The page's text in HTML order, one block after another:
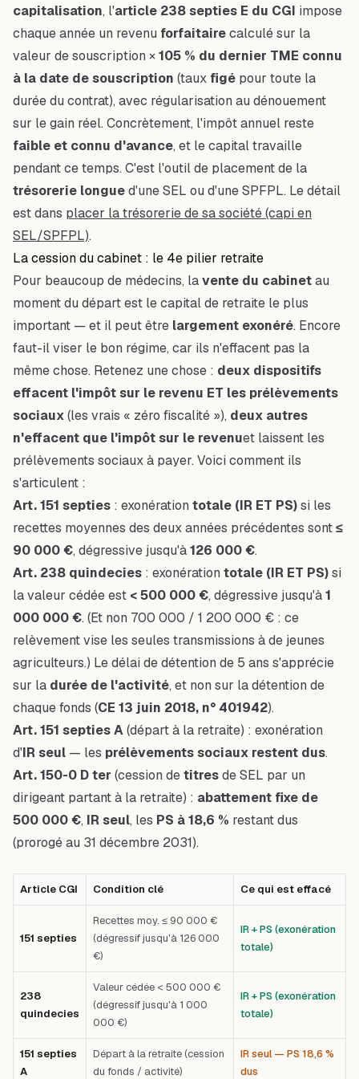
capitalisation, l'article 238 septies E du CGI impose
chaque année un revenu forfaitairecalculé sur la
valeur de souscription ×105 % du dernier TME connu
à la date de souscription (taux figé pour toute la
durée du contrat), avec régularisation au dénouement
sur le gain réel. Concrètement, l'impôt annuel reste
faible et connu d'avance, et le capital travaille
pendant ce temps. C'est l'outil de placement de la
trésorerie longued'une SEL ou d'une SPFPL. Le détail
est dans placer la trésorerie de sa société (capi en
SEL/SPFPL).
La cession du cabinet : le 4e pilier retraite
Pour beaucoup de médecins, lavente du cabinetau
moment du départ est le capital de retraite le plus
important — et il peut être largement exonéré. Encore
faut-il viser le bon régime, car ils n'effacent pas la
même chose. Retenez une chose : deux dispositifs
effacent l'impôt sur le revenu ET les prélèvements
sociaux(les vrais « zéro fiscalité »), deux autres
n'effacent que l'impôt sur le revenuet laissent les
prélèvements sociaux à payer. Voici comment ils
s'articulent :
Art. 151 septies : exonération totale (IR ET PS)si les
recettes moyennes des deux années précédentes sont≤
90 000 €, dégressive jusqu'à126 000 €.
Art. 238 quindecies : exonération totale (IR ET PS)si
la valeur cédée est < 500 000 €, dégressive jusqu'à1
000 000 €. (Et non 700 000 / 1 200 000 € : ce
relèvement vise les seules transmissions à de jeunes
agriculteurs.) Le délai de détention de 5 ans s'apprécie
sur la durée de l'activité, et non sur la détention de
chaque fonds (CE 13 juin 2018, n° 401942).
Art. 151 septies A(départ à la retraite) : exonération
d'IR seul — les prélèvements sociaux restent dus.
Art. 150-0 D ter (cession detitresde SEL par un
dirigeant partant à la retraite) : abattement fixe de
500 000 €, IR seul, les PS à 18,6 % restant dus
(prorogé au 31 décembre 2031).
Article CGI Condition clé Ce qui est effacé
151 septies
Recettes moy. ≤ 90 000 €
(dégressif jusqu'à 126 000
€)
IR + PS (exonération
totale)
238
quindecies
Valeur cédée < 500 000 €
(dégressif jusqu'à 1 000
000 €)
IR + PS (exonération
totale)
151 septies
A
Départ à la retraite (cession
du fonds / activité)
IR seul — PS 18,6 %
dus